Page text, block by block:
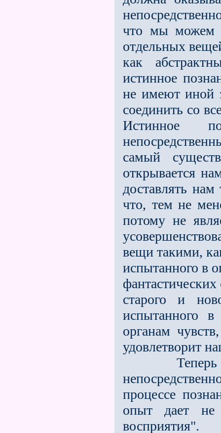
что мы можем
отдельных
как
истинное
не имеют иной
соединить со
Истинное
самый
открывается
доставлять
что, тем не
потому не
вещи такими,
испытанного в
старого и
испытанного
органам
удовлетворит
Теперь у
процессе
опыт дает не
восприятия".